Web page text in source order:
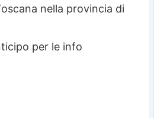
nella provincia di
per le info